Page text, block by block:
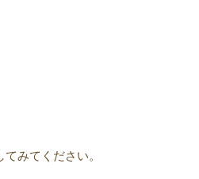
みてください。